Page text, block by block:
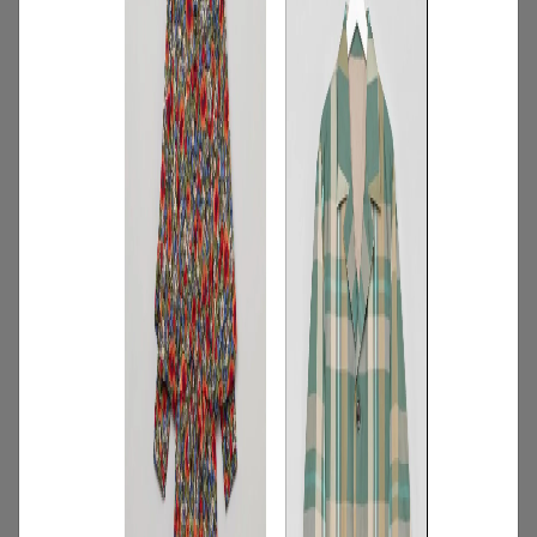
コーディネート /
【甘シャツ・ブラウス100選】大人可愛い
夏コーデにおすすめ！映えトップスを厳
選